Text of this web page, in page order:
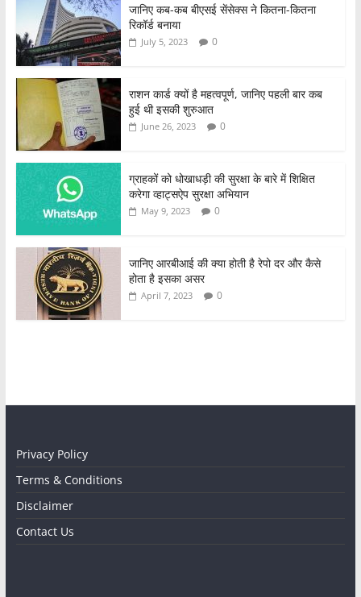
जानिए कब-कब बीएसई सेंसेक्स ने कितना-कितना
रिकॉर्ड बनाया
July 5, 2023 0
राशन कार्ड क्यों है महत्वपूर्ण, जानिए पहली बार कब
हुई थी इसकी शुरुआत
June 26, 2023 0
ग्राहकों को धोखाधड़ी की सुरक्षा के बारे में शिक्षित
करेगा व्हाट्सऐप सुरक्षा अभियान
May 9, 2023 0
जानिए आरबीआई की क्या होती है रेपो दर और कैसे
होता है इसका असर
April 7, 2023 0
Privacy Policy
Terms & Conditions
Disclaimer
Contact Us